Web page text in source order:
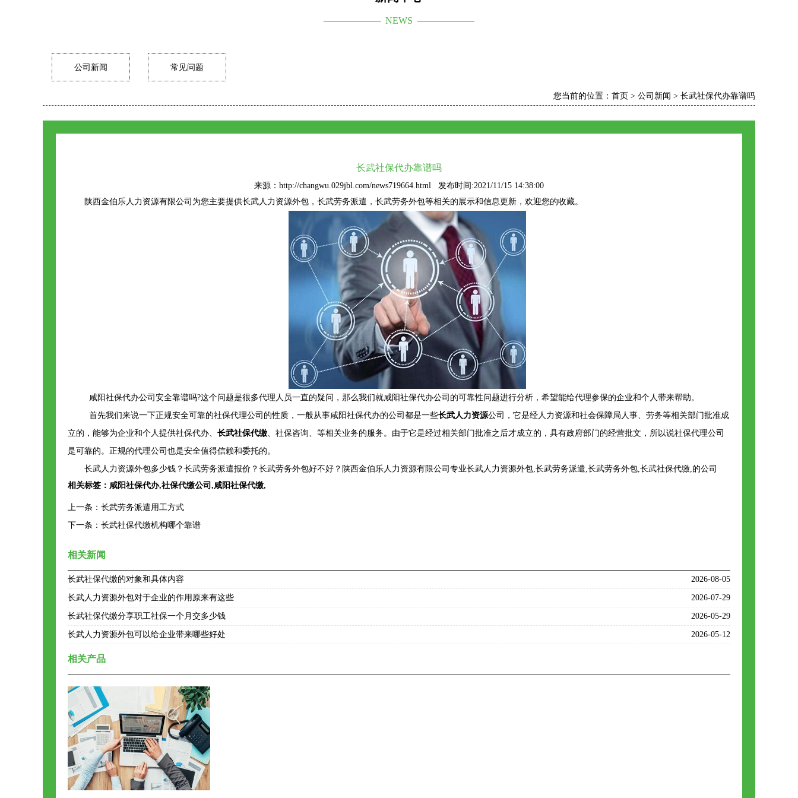
—————— NEWS ——————
公司新闻 常见问题
您当前的位置： 首页 > 公司新闻 > 长武社保代办靠谱吗
长武社保代办靠谱吗
来源：http://changwu.029jbl.com/news719664.html 发布时间:2021/11/15 14:38:00
陕西金伯乐人力资源有限公司为您主要提供长武人力资源外包 ，长武劳务派遣，长武劳务外包等相关的展示和信息更新，欢迎您的收藏。
咸阳社保代办公司安全靠谱吗?这个问题是很多代理人员一直的疑问，那么我们就咸阳社保代办公司的可靠性问题进行分析，希望能给代理参保的企业和个人带来帮助。
首先我们来说一下正规安全可靠的社保代理公司的性质，一般从事咸阳社保代办的公司都是一些长武人力资源公司，它是经人力资源和社会保障局人事、劳务等相关部门批准成
立的，能够为企业和个人提供社保代办、 长武社保代缴、社保咨询、等相关业务的服务。由于它是经过相关部门批准之后才成立的，具有政府部门的经营批文，所以说社保代理公司
是可靠的。正规的代理公司也是安全值得信赖和委托的。
长武人力资源外包多少钱？长武劳务派遣报价？长武劳务外包好不好？陕西金伯乐人力资源有限公司专业长武人力资源外包,长武劳务派遣,长武劳务外包,长武社保代缴,的公司
相关标签： 咸阳社保代办,社保代缴公司 ,咸阳社保代缴,
上一条： 长武劳务派遣用工方式
下一条： 长武社保代缴机构哪个靠谱
相关新闻
长武社保代缴的对象和具体内容 2026-08-05
长武人力资源外包对于企业的作用原来有这些 2026-07-29
长武社保代缴分享职工社保一个月交多少钱 2026-05-29
长武人力资源外包可以给企业带来哪些好处 2026-05-12
相关产品